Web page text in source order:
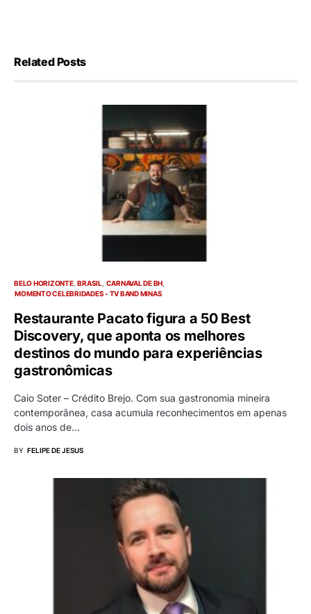
Related Posts
BELO HORIZONTE BRASIL CARNAVAL DE BH
MOMENTO CELEBRIDADES - TV BAND MINAS
Restaurante Pacato figura a 50 Best
Discovery, que aponta os melhores
destinos do mundo para experiências
gastronômicas
Caio Soter – Crédito Brejo. Com sua gastronomia mineira
contemporânea, casa acumula reconhecimentos em apenas
dois anos de…
BY FELIPE DE JESUS